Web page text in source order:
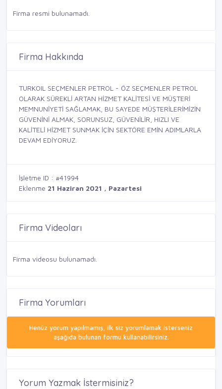
Firma resmi bulunamadı.
Firma Hakkında
TURKOIL SEÇMENLER PETROL - ÖZ SEÇMENLER PETROL
OLARAK SÜREKLİ ARTAN HİZMET KALİTESİ VE MÜŞTERİ
MEMNUNİYETİ SAĞLAMAK, BU SAYEDE MÜŞTERİLERİMİZİN
GÜVENİNİ ALMAK, SORUNSUZ, GÜVENİLİR, HIZLI VE
KALİTELİ HİZMET SUNMAK İÇİN SEKTÖRE EMİN ADIMLARLA
DEVAM EDİYORUZ.
İşletme ID : #41994
Eklenme 21 Haziran 2021 , Pazartesi
Firma Videoları
Firma videosu bulunamadı.
Firma Yorumları
Henüz yorum yapılmamış, ilk siz yorumlamak isterseniz
aşağıda bulunan formu kullanabilirsiniz.
Yorum Yazmak İstermisiniz?